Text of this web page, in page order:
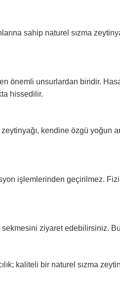
sahip naturel sızma
önemli unsurlardan biridir.
hissedilir.
kendine özgü yoğun
işlemlerinden geçirilmez.
ziyaret edebilirsiniz.
kaliteli bir naturel sızma